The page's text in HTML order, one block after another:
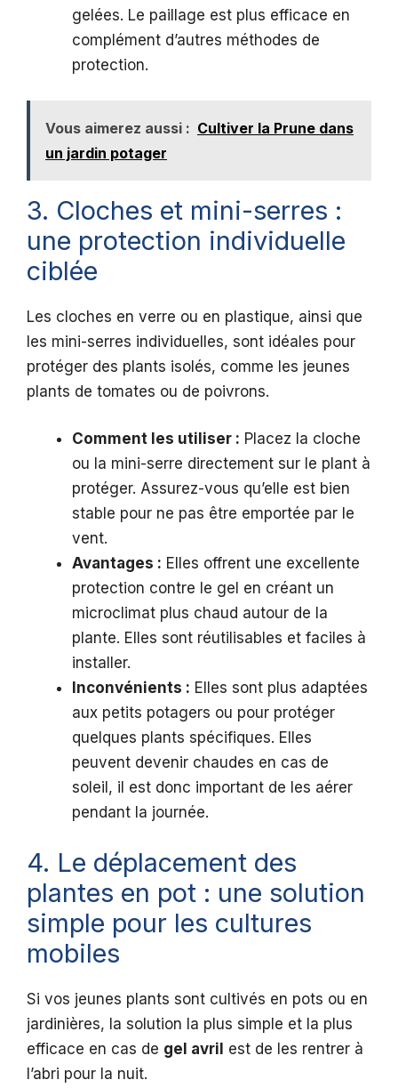
gelées. Le paillage est plus efficace en
complément d’autres méthodes de
protection.
Vous aimerez aussi : Cultiver la Prune dans
un jardin potager
3. Cloches et mini-serres :
une protection individuelle
ciblée
Les cloches en verre ou en plastique, ainsi que
les mini-serres individuelles, sont idéales pour
protéger des plants isolés, comme les jeunes
plants de tomates ou de poivrons.
Comment les utiliser : Placez la cloche
ou la mini-serre directement sur le plant à
protéger. Assurez-vous qu’elle est bien
stable pour ne pas être emportée par le
vent.
Avantages : Elles offrent une excellente
protection contre le gel en créant un
microclimat plus chaud autour de la
plante. Elles sont réutilisables et faciles à
installer.
Inconvénients : Elles sont plus adaptées
aux petits potagers ou pour protéger
quelques plants spécifiques. Elles
peuvent devenir chaudes en cas de
soleil, il est donc important de les aérer
pendant la journée.
4. Le déplacement des
plantes en pot : une solution
simple pour les cultures
mobiles
Si vos jeunes plants sont cultivés en pots ou en
jardinières, la solution la plus simple et la plus
efficace en cas de gel avril est de les rentrer à
l’abri pour la nuit.